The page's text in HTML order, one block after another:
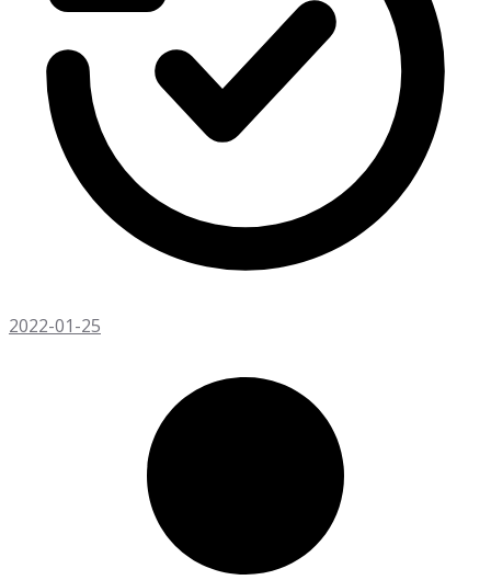
2022-01-25